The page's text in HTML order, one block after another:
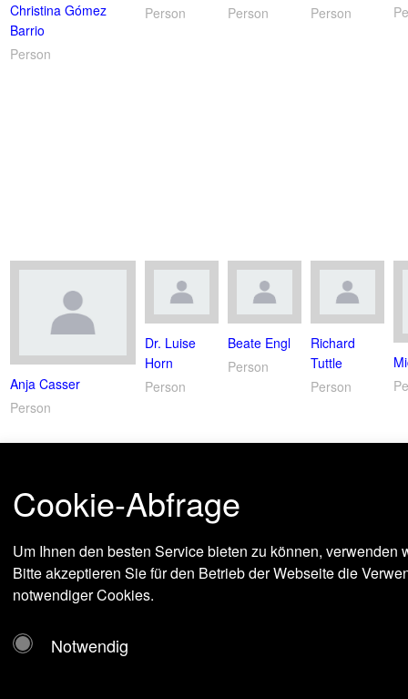
Cookie-Abfrage
Um Ihnen den besten Service bieten zu können, verwenden
Bitte akzeptieren Sie für den Betrieb der Webseite die
notwendiger Cookies.
Notwendig
Christina Gómez
Barrio
Person
Person
Person
Person
Anja Casser
Person
Dr. Luise
Horn
Person
Beate Engl
Person
Richard
Tuttle
Person